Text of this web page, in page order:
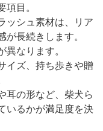
目。
ッシュ素材は、リア
長続きします。
なります。
イズ、持ち歩きや贈
耳の形など、柴犬ら
いるかが満足度を決